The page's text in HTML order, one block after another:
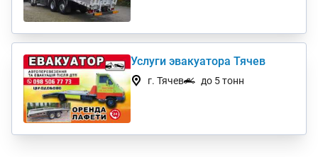
Услуги эвакуатора Тячев
г. Тячев до 5 тонн